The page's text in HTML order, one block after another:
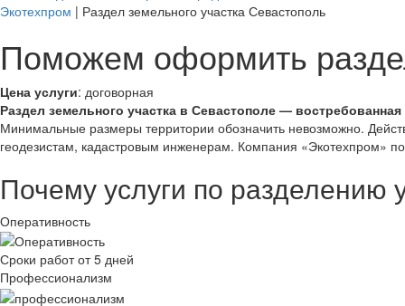
Экотехпром | Раздел земельного участка Севастополь
Поможем оформить
Цена услуги: договорная
Раздел земельного участка в Севастополе —
Минимальные размеры территории обозначить невозможно.
геодезистам, кадастровым инженерам. Компания «Экотехпром»
Почему услуги по разделению
Оперативность
Сроки работ от 5 дней
Профессионализм